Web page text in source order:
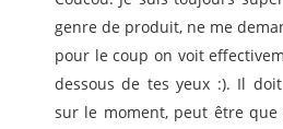
genre de produit, ne me
pour le coup on voit
dessous de tes yeux :). Il
sur le moment, peut être